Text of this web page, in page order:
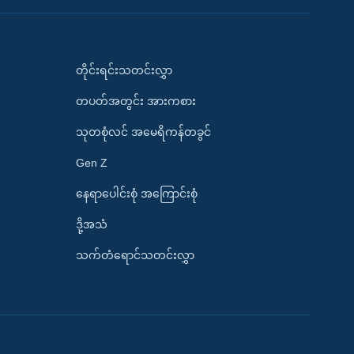
တိုင်းရင်းသတင်းလွှာ
တပတ်အတွင်း အားကစား
သုတစုံလင် အမေရိကန်တခွင်
Gen Z
နေရာပေါင်းစုံ အကြောင်းစုံ
ဒို့အသံ
သက်တံရောင်သတင်းလွှာ